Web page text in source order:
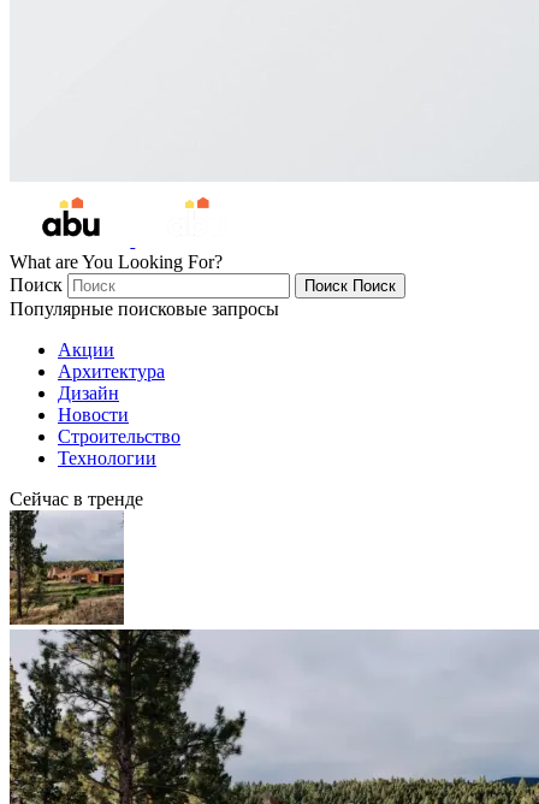
What are You Looking For?
Поиск
Поиск Поиск
Популярные поисковые запросы
Акции
Архитектура
Дизайн
Новости
Строительство
Технологии
Сейчас в тренде